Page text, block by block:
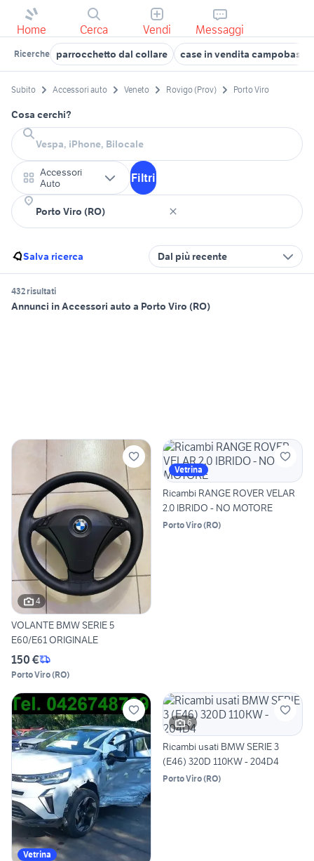
Home Cerca Vendi Messaggi
Ricerche parrocchetto dal collare case in vendita campobasso
Subito Accessori auto Veneto Rovigo (Prov) Porto Viro
Cosa cerchi?
Accessori
Auto
Filtri
Salva ricerca Dal più recente
432 risultati
Annunci in Accessori auto a Porto Viro (RO)
4
VOLANTE BMW SERIE 5
E60/E61 ORIGINALE
150 €
Porto Viro(RO)
Vetrina
Ricambi RANGE ROVER VELAR
2.0 IBRIDO - NO MOTORE
Porto Viro(RO)
Vetrina
6
Ricambi usati BMW SERIE 3
(E46) 320D 110KW - 204D4
Porto Viro(RO)